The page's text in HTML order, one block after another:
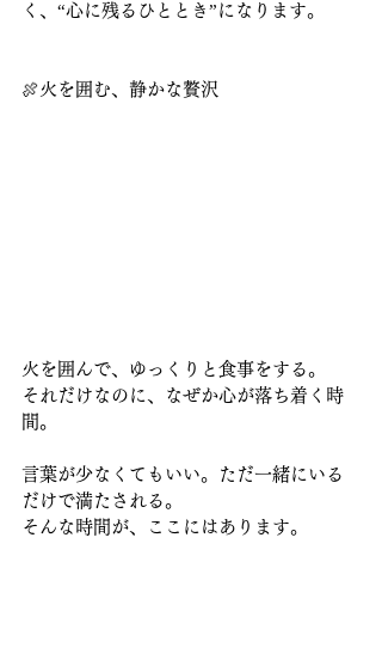
く、“心に残るひととき”になります。
🍖火を囲む、静かな贅沢
火を囲んで、ゆっくりと食事をする。
それだけなのに、なぜか心が落ち着く時
間。
言葉が少なくてもいい。ただ一緒にいる
だけで満たされる。
そんな時間が、ここにはあります。